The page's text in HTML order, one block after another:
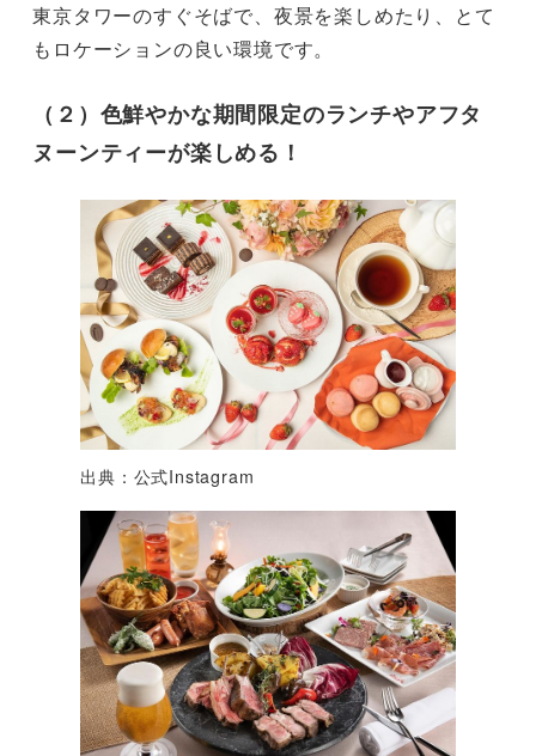
東京タワーのすぐそばで、夜景を楽しめたり、とて
もロケーションの良い環境です。
（２）色鮮やかな期間限定のランチやアフタ
ヌーンティーが楽しめる！
出典：公式Instagram